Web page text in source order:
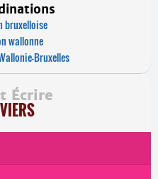
bruxelloise
wallonne
Bruxelles
Écrire